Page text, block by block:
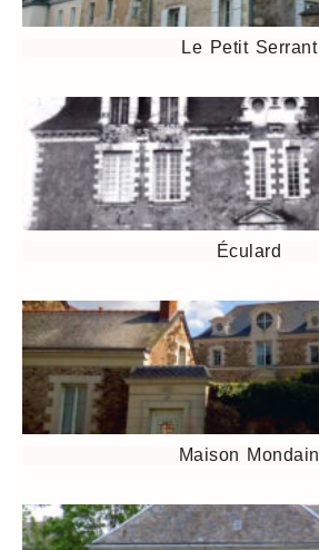
Le Petit Serrant
Éculard
Maison Mondain